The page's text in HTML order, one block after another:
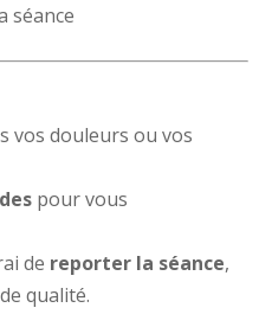
séance
vos douleurs ou vos
pour vous
de reporter la séance,
qualité.